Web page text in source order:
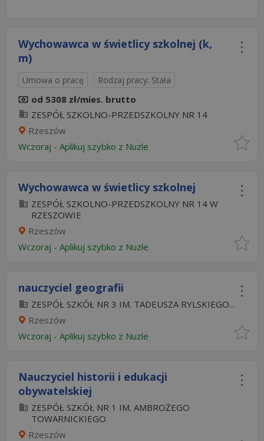
Wychowawca w świetlicy szkolnej (k,
m)
Umowa o pracę Rodzaj pracy: Stała
od 5308 zł/mies. brutto
ZESPÓŁ SZKOLNO-PRZEDSZKOLNY NR 14
Rzeszów
Wczoraj - Aplikuj szybko z Nuzle
Wychowawca w świetlicy szkolnej
ZESPÓŁ SZKOLNO-PRZEDSZKOLNY NR 14 W
RZESZOWIE
Rzeszów
Wczoraj - Aplikuj szybko z Nuzle
nauczyciel geografii
ZESPÓŁ SZKÓŁ NR 3 IM. TADEUSZA RYLSKIEGO...
Rzeszów
Wczoraj - Aplikuj szybko z Nuzle
Nauczyciel historii i edukacji
obywatelskiej
ZESPÓŁ SZKÓŁ NR 1 IM. AMBROŻEGO
TOWARNICKIEGO
Rzeszów